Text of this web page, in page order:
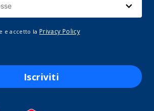
e accetto la Privacy Policy
Iscriviti